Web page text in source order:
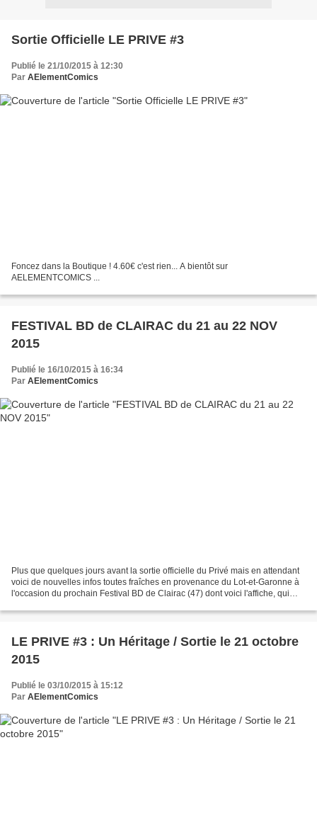
Sortie Officielle LE PRIVE #3
Publié le 21/10/2015 à 12:30
Par AElementComics
Foncez dans la Boutique ! 4.60€ c'est rien... A bientôt sur
AELEMENTCOMICS ...
FESTIVAL BD de CLAIRAC du 21 au 22 NOV
2015
Publié le 16/10/2015 à 16:34
Par AElementComics
Plus que quelques jours avant la sortie officielle du Privé mais en attendant
voici de nouvelles infos toutes fraîches en provenance du Lot-et-Garonne à
l'occasion du prochain Festival BD de Clairac (47) dont voici l'affiche, qui
LE PRIVE #3 : Un Héritage / Sortie le 21 octobre
2015
Publié le 03/10/2015 à 15:12
Par AElementComics